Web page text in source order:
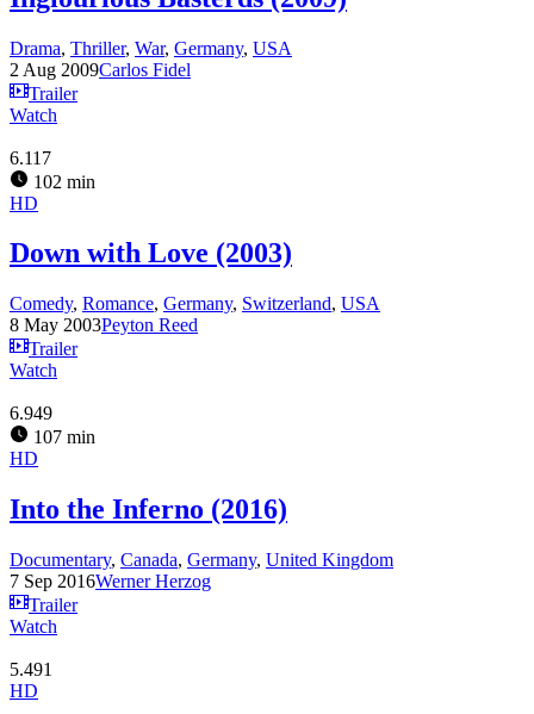
Drama, Thriller, War, Germany, USA
2 Aug 2009Carlos Fidel
Trailer
Watch
6.117
102 min
HD
Down with Love (2003)
Comedy, Romance, Germany, Switzerland, USA
8 May 2003Peyton Reed
Trailer
Watch
6.949
107 min
HD
Into the Inferno (2016)
Documentary, Canada, Germany, United Kingdom
7 Sep 2016Werner Herzog
Trailer
Watch
5.491
HD